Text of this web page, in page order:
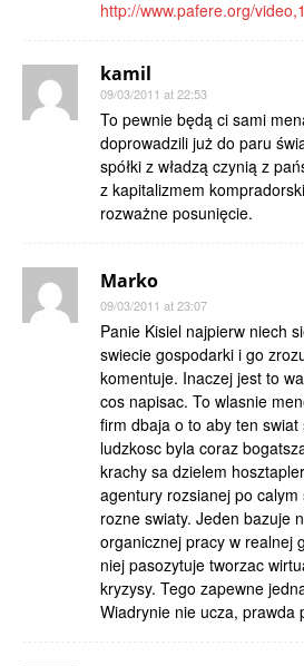
http://www.pafere.org/
kamil
09/03/2011 at 22:53
To pewnie będą ci sami
doprowadzili już do paru
spółki z władzą czynią z
z kapitalizmem
rozważne posunięcie.
Marko
09/03/2011 at 23:07
Panie Kisiel najpierw niech
swiecie gospodarki i go
komentuje. Inaczej jest to
cos napisac. To wlasnie
firm dbaja o to aby ten
ludzkosc byla coraz
krachy sa dzielem
agentury rozsianej po
rozne swiaty. Jeden bazuje
organicznej pracy w realnej
niej pasozytuje tworzac
kryzysy. Tego zapewne
Wiadrynie nie ucza, prawda